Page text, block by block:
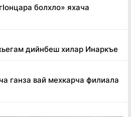
болхло» яхача
дийнбеш хилар Инаркъе
ганза вай мехкарча филиала